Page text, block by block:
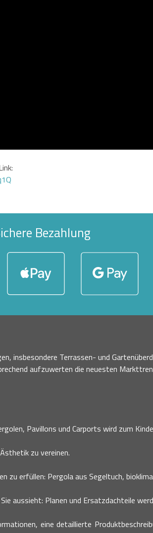
Bezahlung
insbesondere Terrassen- und
aufzuwerten die neuesten
Pavillons und Carports wird zum
zu vereinen.
zu erfüllen: Pergola aus Segeltuch,
aussieht: Planen und Ersatzdachteile
eine detaillierte